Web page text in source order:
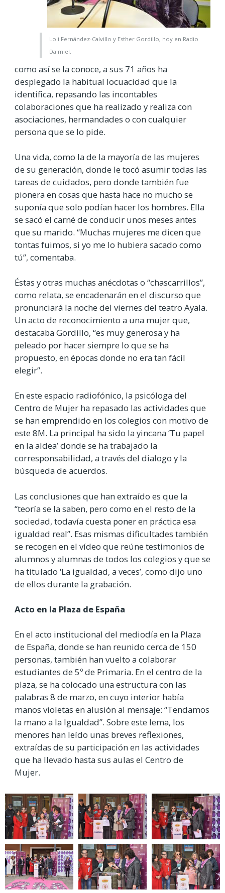
Loli Fernández-Calvillo y Esther Gordillo, hoy en Radio
Daimiel.
como así se la conoce, a sus 71 años ha
desplegado la habitual locuacidad que la
identifica, repasando las incontables
colaboraciones que ha realizado y realiza con
asociaciones, hermandades o con cualquier
persona que se lo pide.
Una vida, como la de la mayoría de las mujeres
de su generación, donde le tocó asumir todas las
tareas de cuidados, pero donde también fue
pionera en cosas que hasta hace no mucho se
suponía que solo podían hacer los hombres. Ella
se sacó el carné de conducir unos meses antes
que su marido. “Muchas mujeres me dicen que
tontas fuimos, si yo me lo hubiera sacado como
tú”, comentaba.
Éstas y otras muchas anécdotas o “chascarrillos”,
como relata, se encadenarán en el discurso que
pronunciará la noche del viernes del teatro Ayala.
Un acto de reconocimiento a una mujer que,
destacaba Gordillo, “es muy generosa y ha
peleado por hacer siempre lo que se ha
propuesto, en épocas donde no era tan fácil
elegir”.
En este espacio radiofónico, la psicóloga del
Centro de Mujer ha repasado las actividades que
se han emprendido en los colegios con motivo de
este 8M. La principal ha sido la yincana ‘Tu papel
en la aldea’ donde se ha trabajado la
corresponsabilidad, a través del dialogo y la
búsqueda de acuerdos.
Las conclusiones que han extraído es que la
“teoría se la saben, pero como en el resto de la
sociedad, todavía cuesta poner en práctica esa
igualdad real”. Esas mismas dificultades también
se recogen en el vídeo que reúne testimonios de
alumnos y alumnas de todos los colegios y que se
ha titulado ‘La igualdad, a veces’, como dijo uno
de ellos durante la grabación.
Acto en la Plaza de España
En el acto institucional del mediodía en la Plaza
de España, donde se han reunido cerca de 150
personas, también han vuelto a colaborar
estudiantes de 5º de Primaria. En el centro de la
plaza, se ha colocado una estructura con las
palabras 8 de marzo, en cuyo interior había
manos violetas en alusión al mensaje: “Tendamos
la mano a la Igualdad”. Sobre este lema, los
menores han leído unas breves reflexiones,
extraídas de su participación en las actividades
que ha llevado hasta sus aulas el Centro de
Mujer.